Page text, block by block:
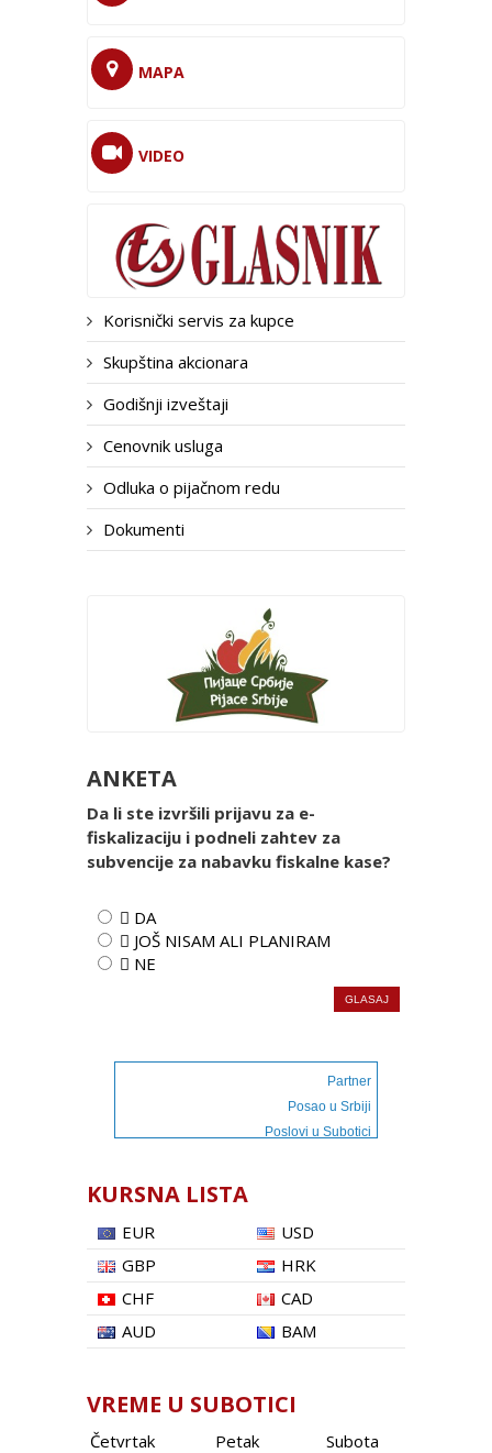
MAPA
VIDEO
Korisnički servis za kupce
Skupština akcionara
Godišnji izveštaji
Cenovnik usluga
Odluka o pijačnom redu
Dokumenti
ANKETA
Da li ste izvršili prijavu za e-
fiskalizaciju i podneli zahtev za
subvencije za nabavku fiskalne kase?
 DA
 JOŠ NISAM ALI PLANIRAM
 NE
Partner
Posao u Srbiji
Poslovi u Subotici
KURSNA LISTA
EUR
USD
GBP
HRK
CHF
CAD
AUD
BAM
VREME U SUBOTICI
Četvrtak Petak Subota